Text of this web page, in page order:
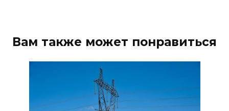
Четыре новые школы
области 1 сентября
05 августа 2026 18:16
Вам также может понравиться